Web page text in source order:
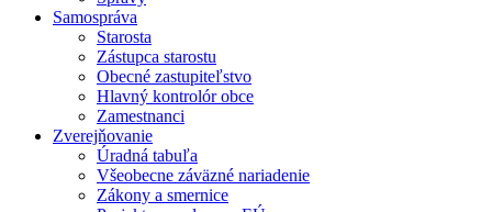
Samospráva
Starosta
Zástupca starostu
Obecné zastupiteľstvo
Hlavný kontrolór obce
Zamestnanci
Zverejňovanie
Úradná tabuľa
Všeobecne záväzné nariadenie
Zákony a smernice